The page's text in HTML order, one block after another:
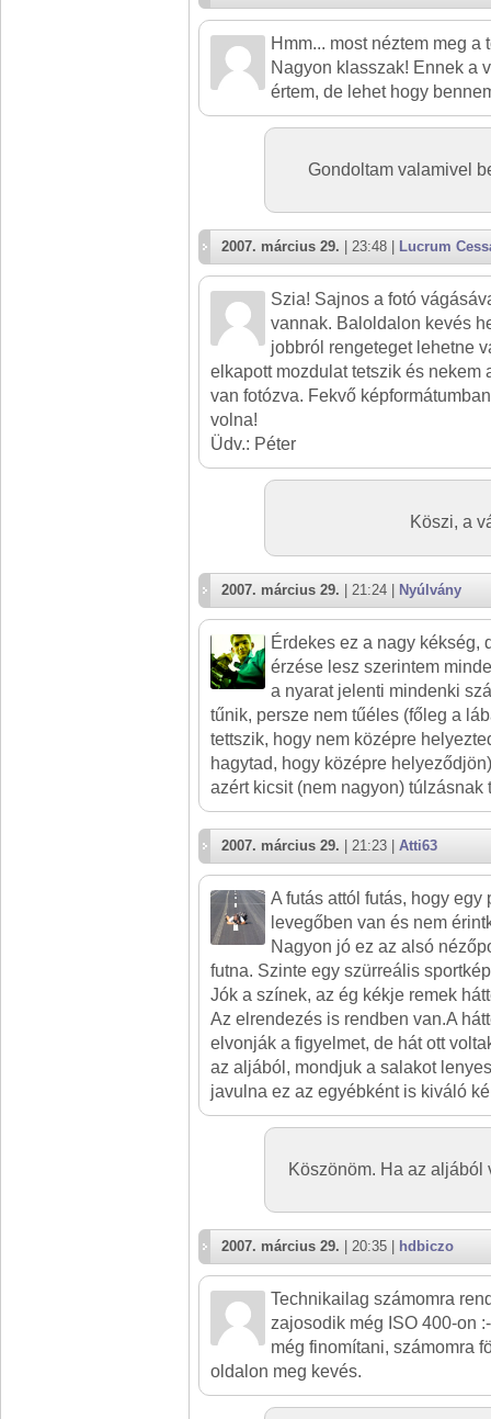
Hmm... most néztem meg a
Nagyon klasszak! Ennek a
értem, de lehet hogy
Gondoltam valamivel
2007. március 29. | 23:48 | Lucrum
Szia! Sajnos a fotó
vannak. Baloldalon kevés
jobbról rengeteget lehetne
elkapott mozdulat tetszik és nekem
van fotózva. Fekvő
volna!
Üdv.: Péter
Köszi, a
2007. március 29. | 21:24 | Nyúlvány
Érdekes ez a nagy kékség,
érzése lesz szerintem
a nyarat jelenti mindenki
tűnik, persze nem tűéles (főleg a
tettszik, hogy nem középre
hagytad, hogy középre
azért kicsit (nem nagyon) túlzásnak
2007. március 29. | 21:23 | Atti63
A futás attól futás, hogy
levegőben van és nem
Nagyon jó ez az alsó
futna. Szinte egy szürreális
Jók a színek, az ég kékje remek
Az elrendezés is rendben van.A
elvonják a figyelmet, de hát ott
az aljából, mondjuk a salakot
javulna ez az egyébként is kiváló
Köszönöm. Ha az aljából
2007. március 29. | 20:35 | hdbiczo
Technikailag számomra
zajosodik még ISO 400-on
még finomítani, számomra
oldalon meg kevés.